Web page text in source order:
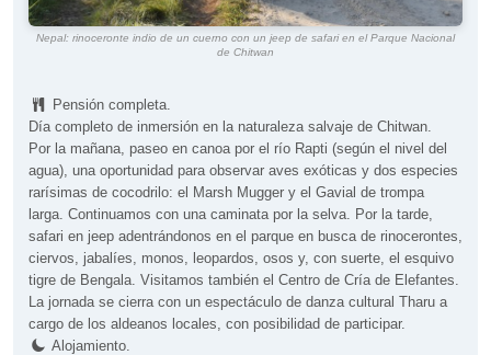
Nepal: rinoceronte indio de un cuerno con un jeep de safari en el Parque Nacional
de Chitwan
Pensión completa.
Día completo de inmersión en la naturaleza salvaje de Chitwan.
Por la mañana, paseo en canoa por el río Rapti (según el nivel del
agua), una oportunidad para observar aves exóticas y dos especies
rarísimas de cocodrilo: el Marsh Mugger y el Gavial de trompa
larga. Continuamos con una caminata por la selva. Por la tarde,
safari en jeep adentrándonos en el parque en busca de rinocerontes,
ciervos, jabalíes, monos, leopardos, osos y, con suerte, el esquivo
tigre de Bengala. Visitamos también el Centro de Cría de Elefantes.
La jornada se cierra con un espectáculo de danza cultural Tharu a
cargo de los aldeanos locales, con posibilidad de participar.
Alojamiento.